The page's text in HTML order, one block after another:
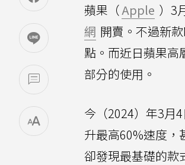
蘋果（Apple ）3
網 開賣。不過新
點。而近日蘋果高
部分的使用。
今（2024）年3月
升最高60%速度，
卻發現最基礎的款